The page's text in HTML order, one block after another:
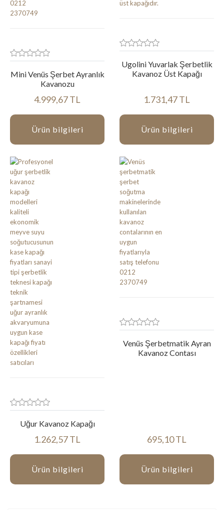
Mini Venüs Şerbet Ayranlık
Kavanozu
4.999,67 TL
Ürün bilgileri
Ugolini Yuvarlak Şerbetlik
Kavanoz Üst Kapağı
1.731,47 TL
Ürün bilgileri
Uğur Kavanoz Kapağı
1.262,57 TL
Ürün bilgileri
Venüs Şerbetmatik Ayran
Kavanoz Contası
695,10 TL
Ürün bilgileri